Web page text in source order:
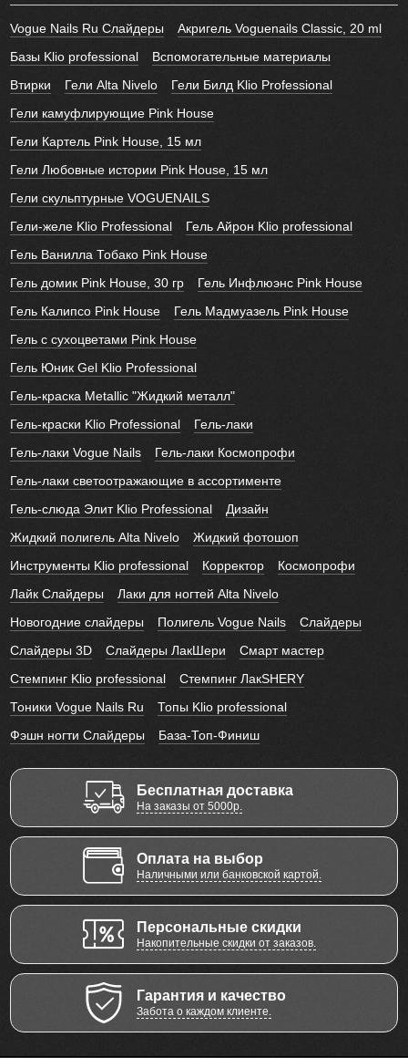
Vogue Nails Ru Слайдеры
Акригель Voguenails Classic, 20 ml
Базы Klio professional
Вспомогательные материалы
Втирки
Гели Alta Nivelo
Гели Билд Klio Professional
Гели камуфлирующие Pink House
Гели Картель Pink House, 15 мл
Гели Любовные истории Pink House, 15 мл
Гели скульптурные VOGUENAILS
Гели-желе Klio Professional
Гель Айрон Klio professional
Гель Ванилла Тобако Pink House
Гель домик Pink House, 30 гр
Гель Инфлюэнс Pink House
Гель Калипсо Pink House
Гель Мадмуазель Pink House
Гель с сухоцветами Pink House
Гель Юник Gel Klio Professional
Гель-краска Metallic "Жидкий металл"
Гель-краски Klio Professional
Гель-лаки
Гель-лаки Vogue Nails
Гель-лаки Космопрофи
Гель-лаки светоотражающие в ассортименте
Гель-слюда Элит Klio Professional
Дизайн
Жидкий полигель Alta Nivelo
Жидкий фотошоп
Инструменты Klio professional
Корректор
Космопрофи
Лайк Слайдеры
Лаки для ногтей Alta Nivelo
Новогодние слайдеры
Полигель Vogue Nails
Слайдеры
Слайдеры 3D
Слайдеры ЛакШери
Смарт мастер
Стемпинг Klio professional
Стемпинг ЛакSHERY
Тоники Vogue Nails Ru
Топы Klio professional
Фэшн ногти Слайдеры
База-Топ-Финиш
Бесплатная доставка
На заказы от 5000р.
Оплата на выбор
Наличными или банковской картой.
Персональные скидки
Накопительные скидки от заказов.
Гарантия и качество
Забота о каждом клиенте.